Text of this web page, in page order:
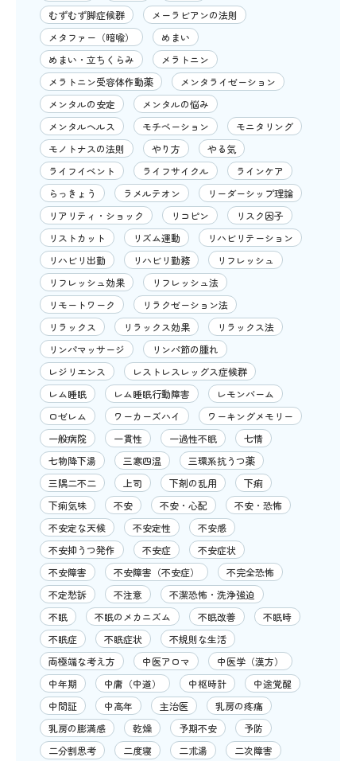
むずむず脚症候群
メーラビアンの法則
メタファー（暗喩）
めまい
めまい・立ちくらみ
メラトニン
メラトニン受容体作動薬
メンタライゼーション
メンタルの安定
メンタルの悩み
メンタルヘルス
モチベーション
モニタリング
モノトナスの法則
やり方
やる気
ライフイベント
ライフサイクル
ラインケア
らっきょう
ラメルテオン
リーダーシップ理論
リアリティ・ショック
リコピン
リスク因子
リストカット
リズム運動
リハビリテーション
リハビリ出勤
リハビリ勤務
リフレッシュ
リフレッシュ効果
リフレッシュ法
リモートワーク
リラクゼーション法
リラックス
リラックス効果
リラックス法
リンパマッサージ
リンパ節の腫れ
レジリエンス
レストレスレッグス症候群
レム睡眠
レム睡眠行動障害
レモンバーム
ロゼレム
ワーカーズハイ
ワーキングメモリー
一般病院
一貫性 一過性不眠
七情
七物降下湯
三寒四温
三環系抗うつ薬
三隅二不二
上司 下剤の乱用
下痢
下痢気味
不安 不安・心配
不安・恐怖
不安定な天候
不安定性
不安感
不安抑うつ発作
不安症
不安症状
不安障害
不安障害（不安症）
不完全恐怖
不定愁訴
不注意
不潔恐怖・洗浄強迫
不眠
不眠のメカニズム 不眠改善
不眠時
不眠症
不眠症状
不規則な生活
両極端な考え方
中医アロマ
中医学（漢方）
中年期
中庸（中道） 中枢時計
中途覚醒
中間証
中高年 主治医
乳房の疼痛
乳房の膨満感
乾燥 予期不安
予防
二分割思考
二度寝 二朮湯
二次障害